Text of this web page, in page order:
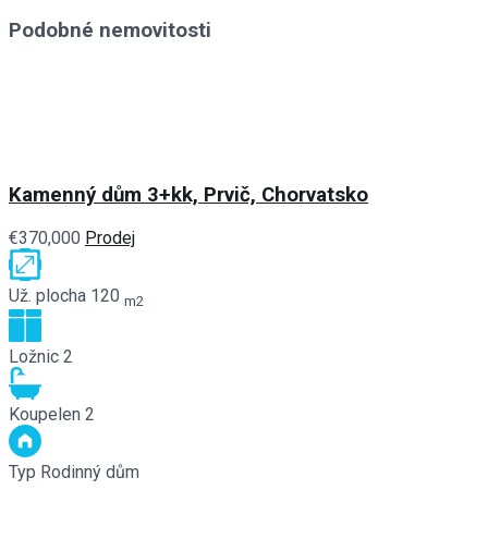
Podobné nemovitosti
Kamenný dům 3+kk, Prvič, Chorvatsko
€370,000 Prodej
Už. plocha 120 m2
Ložnic 2
Koupelen 2
Typ Rodinný dům